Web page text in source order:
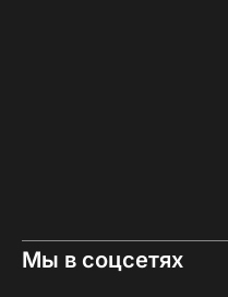
Мы в соцсетях